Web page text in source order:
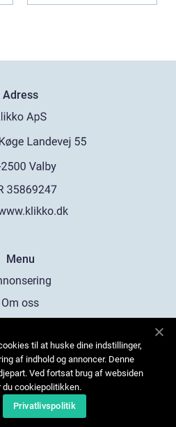
Adress
Menu
Om oss
oss
Sitemap
til at huske dine indstillinger,
af indhold og annoncer. Denne
Ved fortsat brug af websiden
du cookiepolitikken.
Privatlivspolitik